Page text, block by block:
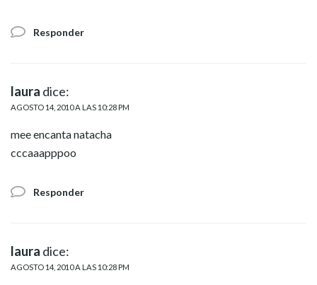
Responder
laura dice:
AGOSTO 14, 2010 A LAS 10:28 PM
mee encanta natacha
cccaaapppoo
Responder
laura dice:
AGOSTO 14, 2010 A LAS 10:28 PM